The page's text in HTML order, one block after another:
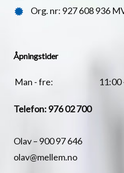
Org. nr: 927 608 936
Åpningstider
Man - fre: 11:00
Telefon: 976 02 700
Olav – 900 97 646
olav@mellem.no